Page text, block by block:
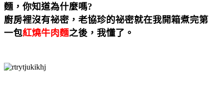
麵，你知道為什麼嗎?
廚房裡沒有祕密，老協珍的祕密就在我開箱煮完第
一包紅燒牛肉麵之後，我懂了。